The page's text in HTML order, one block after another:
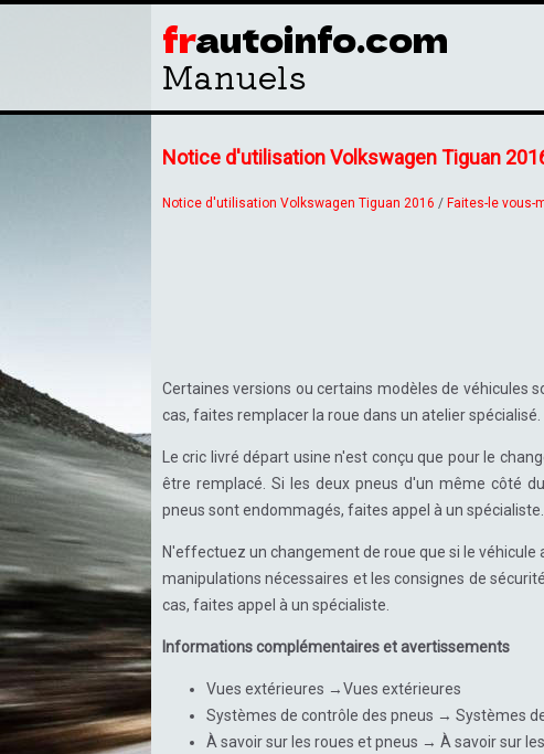
frautoinfo.com
Manuels
Notice d'utilisation Volkswagen Tiguan
Notice d'utilisation Volkswagen Tiguan 2016 / Faites-le vous-
Certaines versions ou certains modèles de véhicules
cas, faites remplacer la roue dans un atelier spécialisé.
Le cric livré départ usine n'est conçu que pour le
être remplacé. Si les deux pneus d'un même côté
pneus sont endommagés, faites appel à un spécialiste.
N'effectuez un changement de roue que si le
manipulations nécessaires et les consignes de
cas, faites appel à un spécialiste.
Informations complémentaires et avertissements
Vues extérieures →Vues extérieures
Systèmes de contrôle des pneus → Systèmes
À savoir sur les roues et pneus → À savoir sur